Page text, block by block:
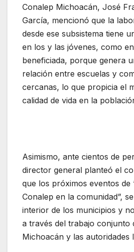
Conalep Michoacán, José
García, mencionó que la
desde ese subsistema tiene
en los y las jóvenes, como
beneficiada, porque genera
relación entre escuelas y
cercanas, lo que propicia el
calidad de vida en la
Asimismo, ante cientos de
director general planteó el
que los próximos eventos de
Conalep en la comunidad”,
interior de los municipios y
a través del trabajo conjunto
Michoacán y las autoridades